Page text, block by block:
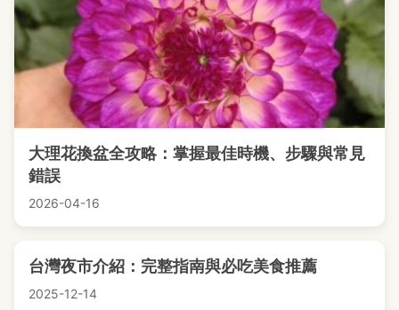
大理花換盆全攻略：掌握最佳時機、步驟與常見
錯誤
2026-04-16
台灣夜市介紹：完整指南與必吃美食推薦
2025-12-14